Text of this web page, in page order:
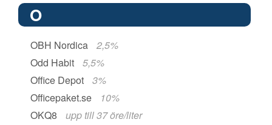
O
OBH Nordica
2,5%
Odd Habit
5,5%
Office Depot
3%
Officepaket.se
10%
OKQ8
upp till 37 öre/liter